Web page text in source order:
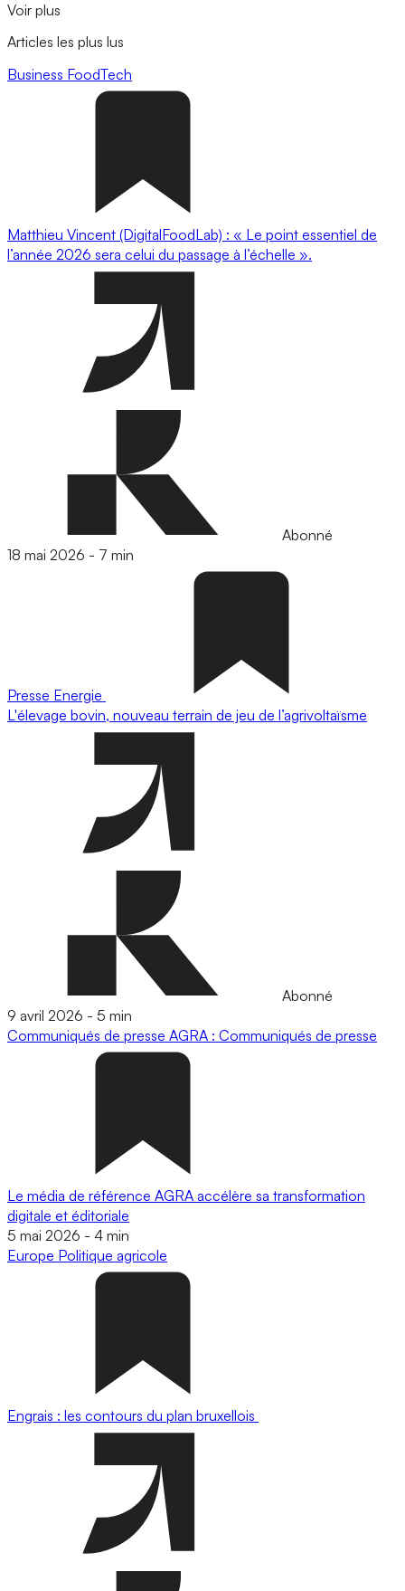
Voir plus
Articles les plus lus
Business FoodTech
Matthieu Vincent (DigitalFoodLab) : « Le point essentiel de
l’année 2026 sera celui du passage à l’échelle ».
Abonné
18 mai 2026 - 7 min
Presse Energie
L'élevage bovin, nouveau terrain de jeu de l’agrivoltaïsme
Abonné
9 avril 2026 - 5 min
Communiqués de presse AGRA : Communiqués de presse
Le média de référence AGRA accélère sa transformation
digitale et éditoriale
5 mai 2026 - 4 min
Europe Politique agricole
Engrais : les contours du plan bruxellois